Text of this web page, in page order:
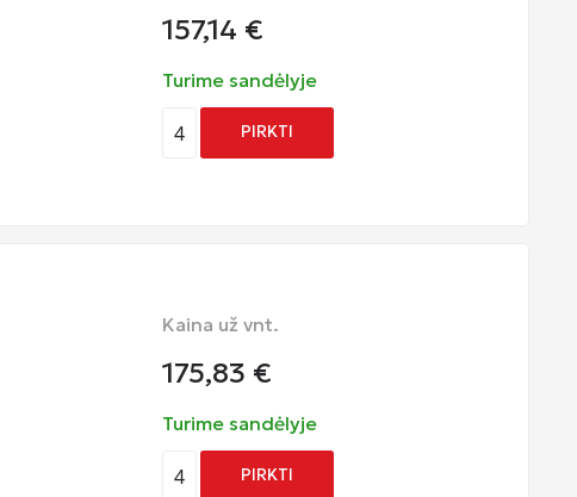
157,14 €
Turime sandėlyje
4 PIRKTI
Kaina už vnt.
175,83 €
Turime sandėlyje
4 PIRKTI